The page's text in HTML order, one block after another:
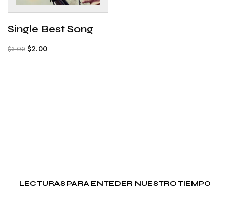
Single Best Song
$3.00 $2.00
LECTURAS PARA ENTEDER NUESTRO TIEMPO